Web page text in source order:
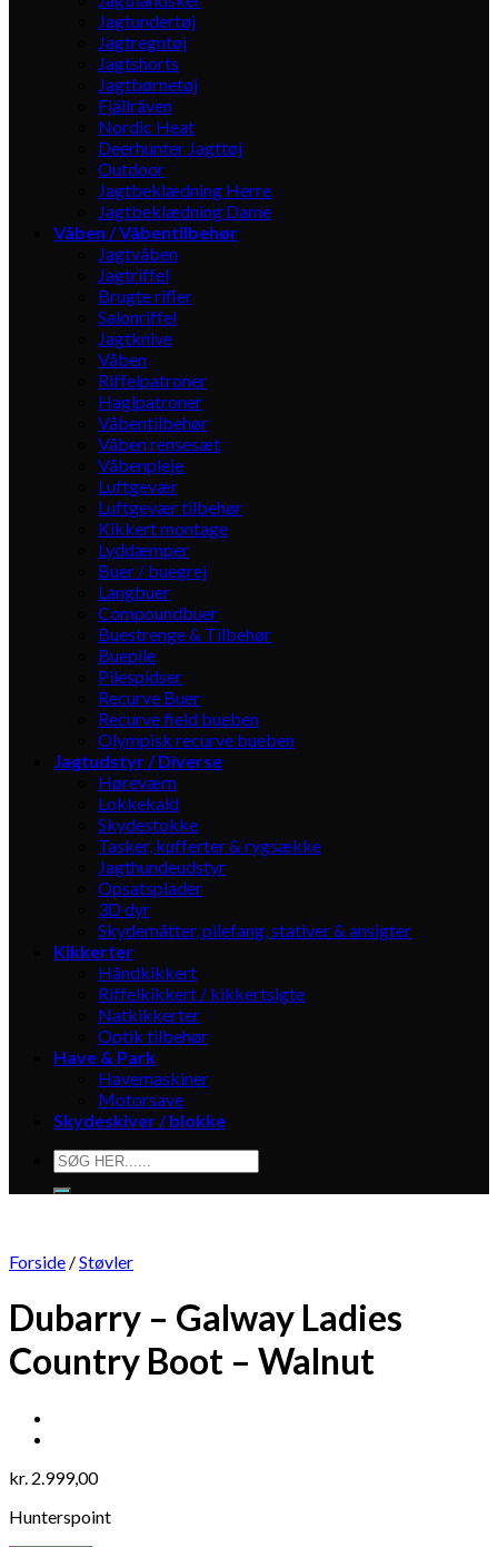
Jagtundertøj
Jagtregntøj
Jagtshorts
Jagtbørnetøj
Fjällräven
Nordic Heat
Deerhunter Jagttøj
Outdoor
Jagtbeklædning Herre
Jagtbeklædning Dame
Våben / Våbentilbehør
Jagtvåben
Jagtriffel
Brugte rifler
Salonriffel
Jagtknive
Våben
Riffelpatroner
Haglpatroner
Våbentilbehør
Våben rensesæt
Våbenpleje
Luftgevær
Luftgevær tilbehør
Kikkert montage
Lyddæmper
Buer / buegrej
Langbuer
Compoundbuer
Buestrenge & Tilbehør
Buepile
Pilespidser
Recurve Buer
Recurve field bueben
Olympisk recurve bueben
Jagtudstyr / Diverse
Høreværn
Lokkekald
Skydestokke
Tasker, kufferter & rygsække
Jagthundeudstyr
Opsatsplader
3D dyr
Skydemåtter, pilefang, stativer & ansigter
Kikkerter
Håndkikkert
Riffelkikkert / kikkertsigte
Natkikkerter
Optik tilbehør
Have & Park
Havemaskiner
Motorsave
Skydeskiver / blokke
Søg
efter:
Forside /Støvler
Dubarry – Galway Ladies
Country Boot – Walnut
kr. 2.999,00
Hunterspoint